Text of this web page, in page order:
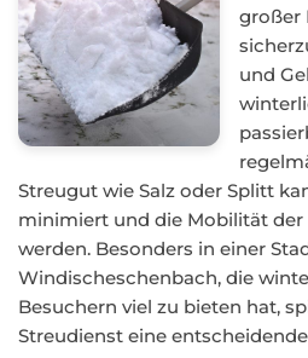
großer
und
Streugut wie Salz oder Splitt
minimiert und die Mobilität
werden. Besonders in einer
Windischeschenbach, die
Besuchern viel zu bieten hat,
Streudienst eine